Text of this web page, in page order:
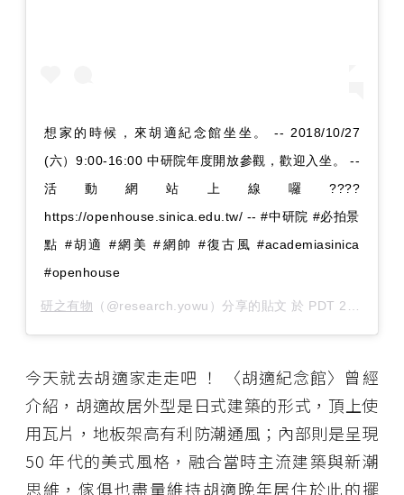
想家的時候，來胡適紀念館坐坐。 -- 2018/10/27
(六）9:00-16:00 中研院年度開放參觀，歡迎入坐。 --
活動網站上線囉????
https://openhouse.sinica.edu.tw/ -- #中研院 #必拍景
點 #胡適 #網美 #網帥 #復古風 #academiasinica
#openhouse
研之有物 （@research.yowu）分享的貼文 於 PDT 2018 年 9月 月 25 日 下午 11:46
今天就去胡適家走走吧 ！ 〈胡適紀念館〉曾經
介紹，胡適故居外型是日式建築的形式，頂上使
用瓦片，地板架高有利防潮通風；內部則是呈現
50 年代的美式風格，融合當時主流建築與新潮
思維，傢俱也盡量維持胡適晚年居住於此的擺